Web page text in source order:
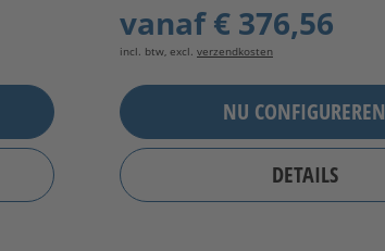
vanaf€ 376,56
incl. btw, excl. verzendkosten
NU CONFIGUREREN
DETAILS